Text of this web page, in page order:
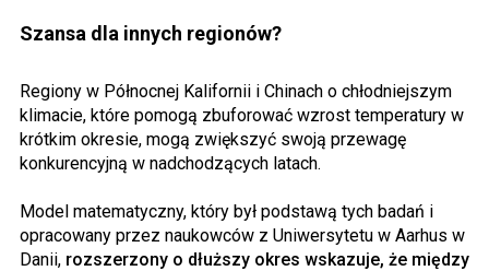
Szansa dla innych regionów?
Regiony w Północnej Kalifornii i Chinach o chłodniejszym
klimacie, które pomogą zbuforować wzrost temperatury w
krótkim okresie, mogą zwiększyć swoją przewagę
konkurencyjną w nadchodzących latach.
Model matematyczny, który był podstawą tych badań i
opracowany przez naukowców z Uniwersytetu w Aarhus w
Danii, rozszerzony o dłuższy okres wskazuje, że między